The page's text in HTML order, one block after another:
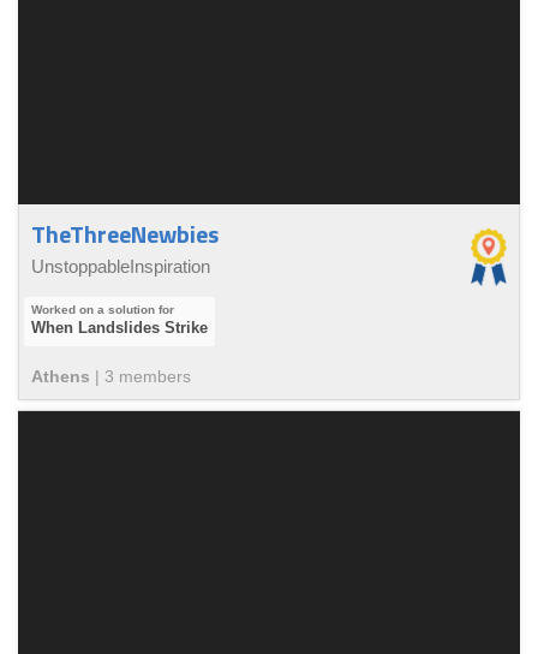
TheThreeNewbies
UnstoppableInspiration
When Landslides Strike
Athens | 3 members